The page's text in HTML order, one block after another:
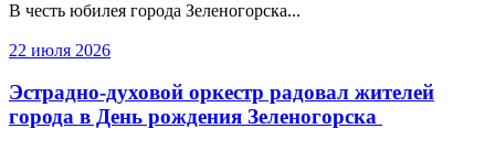
В честь юбилея города Зеленогорска...
22 июля 2026
Эстрадно-духовой оркестр радовал жителей
города в День рождения Зеленогорска